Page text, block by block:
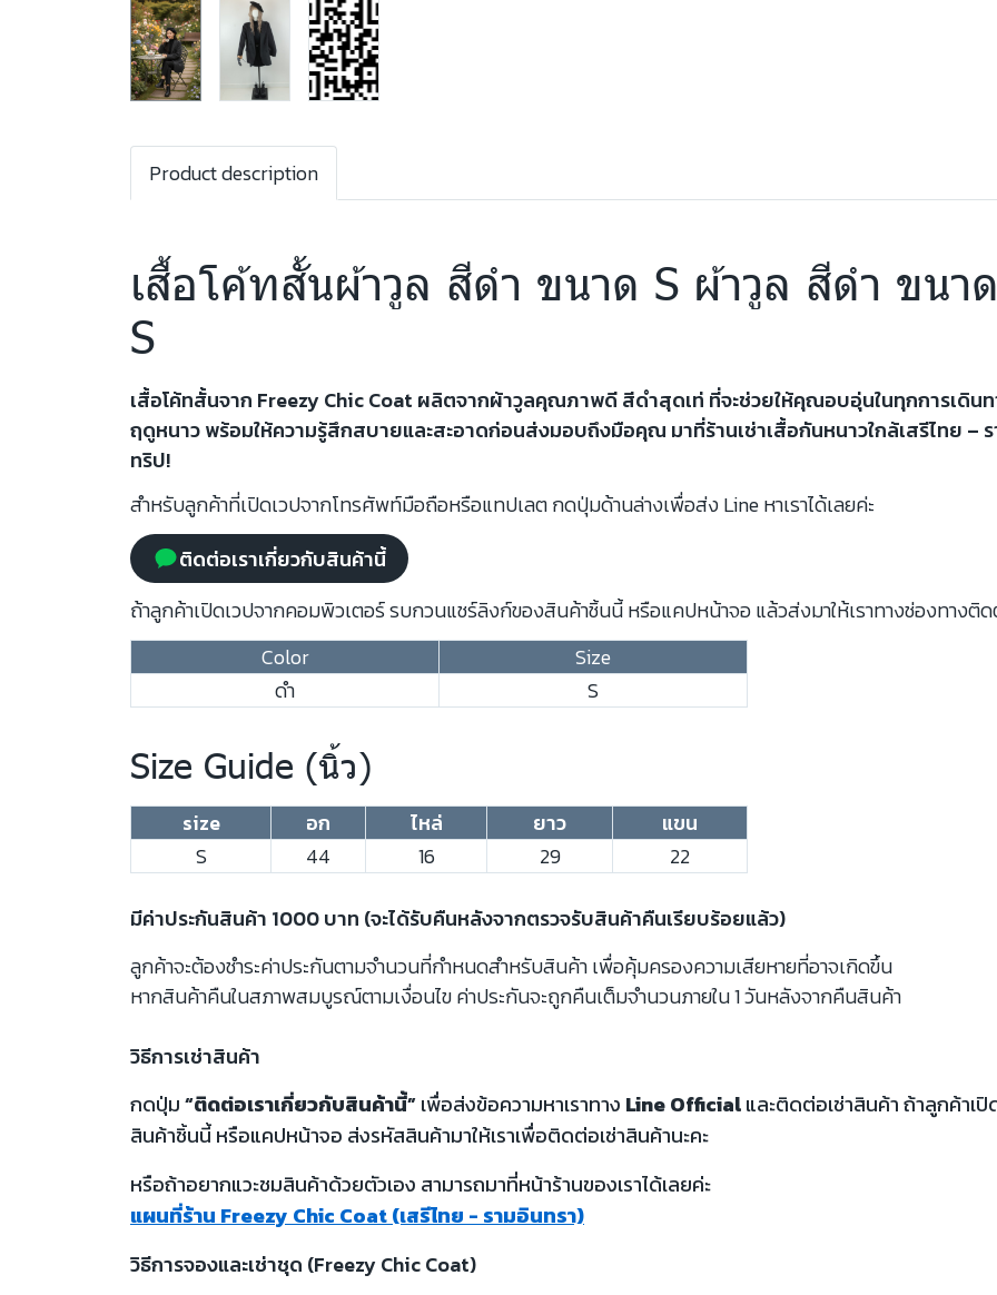
Product description
เสื้อโค้ทสั้นผ้าวูล สีดำ ขนาด S ผ้าวูล สีดำ ขนา
S
เสื้อโค้ทสั้นจาก Freezy Chic Coat ผลิตจากผ้าวูลคุณภาพดี สีดำสุดเท่ ที่จะช่วยให้คุณอบอุ่นในทุกการเดินท
ฤดูหนาว พร้อมให้ความรู้สึกสบายและสะอาดก่อนส่งมอบถึงมือคุณ มาที่ร้านเช่าเสื้อกันหนาวใกล้เสรีไทย –
ทริป!
สำหรับลูกค้าที่เปิดเวปจากโทรศัพท์มือถือหรือแทปเลต กดปุ่มด้านล่างเพื่อส่ง Line หาเราได้เลยค่ะ
ติดต่อเราเกี่ยวกับสินค้านี้
ถ้าลูกค้าเปิดเวปจากคอมพิวเตอร์ รบกวนแชร์ลิงก์ของสินค้าชิ้นนี้ หรือแคปหน้าจอ แล้วส่งมาให้เราทางช่องทางติ
Color
Size
ดำ
S
Size Guide (นิ้ว)
size อก ไหล่ ยาว
แขน
S
44 16 29 22
มีค่าประกันสินค้า 1000 บาท (จะได้รับคืนหลังจากตรวจรับสินค้าคืนเรียบร้อยแล้ว)
ลูกค้าจะต้องชำระค่าประกันตามจำนวนที่กำหนดสำหรับสินค้า เพื่อคุ้มครองความเสียหายที่อาจเกิดขึ้น
หากสินค้าคืนในสภาพสมบูรณ์ตามเงื่อนไข ค่าประกันจะถูกคืนเต็มจำนวนภายใน 1 วันหลังจากคืนสินค้า
วิธีการเช่าสินค้า
กดปุ่ม“ติดต่อเราเกี่ยวกับสินค้านี้”เพื่อส่งข้อความหาเราทาง Line Officialและติดต่อเช่าสินค้า ถ้าลูกค้าเ
สินค้าชิ้นนี้ หรือแคปหน้าจอ ส่งรหัสสินค้ามาให้เราเพื่อติดต่อเช่าสินค้านะคะ
หรือถ้าอยากแวะชมสินค้าด้วยตัวเอง สามารถมาที่หน้าร้านของเราได้เลยค่ะ
แผนที่ร้าน Freezy Chic Coat (เสรีไทย - รามอินทรา)
วิธีการจองและเช่าชุด (Freezy Chic Coat)